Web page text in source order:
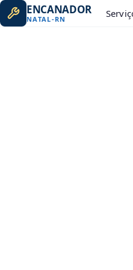
ENCANADOR
NATAL-RN